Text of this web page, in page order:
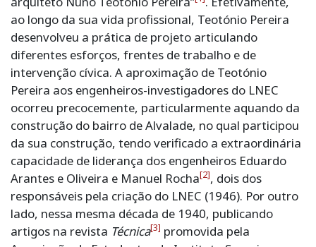
ao longo da sua vida profissional, Teotónio Pereira
desenvolveu a prática de projeto articulando
diferentes esforços, frentes de trabalho e de
intervenção cívica. A aproximação de Teotónio
Pereira aos engenheiros-investigadores do LNEC
ocorreu precocemente, particularmente aquando da
construção do bairro de Alvalade, no qual participou
da sua construção, tendo verificado a extraordinária
capacidade de liderança dos engenheiros Eduardo
Arantes e Oliveira e Manuel Rocha[2], dois dos
responsáveis pela criação do LNEC (1946). Por outro
lado, nessa mesma década de 1940, publicando
artigos na revista Técnica[3] promovida pela